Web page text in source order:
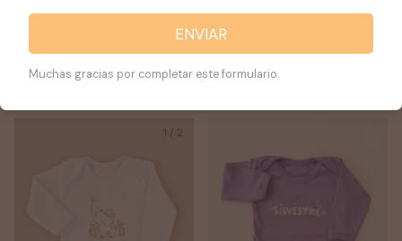
1 / 2
ENVIAR
Muchas gracias por completar este formulario.